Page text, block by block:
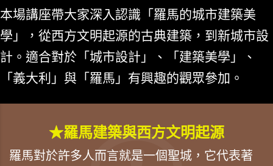
本場講座帶大家深入認識「羅馬的城市建築美
學」，從西方文明起源的古典建築，到新城市設
計。適合對於「城市設計」、「建築美學」、
「義大利」與「羅馬」有興趣的觀眾參加。
★羅馬建築與西方文明起源
羅馬對於許多人而言就是一個聖城，它代表著